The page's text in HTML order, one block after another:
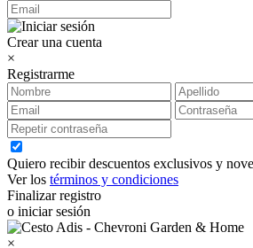
Crear una cuenta
×
Registrarme
Quiero recibir descuentos exclusivos y
Ver los términos y condiciones
Finalizar registro
o iniciar sesión
×